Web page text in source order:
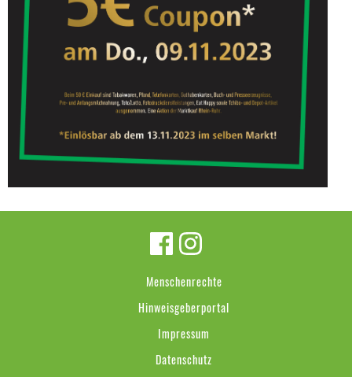
Menschenrechte
Hinweisgeberportal
Impressum
Datenschutz